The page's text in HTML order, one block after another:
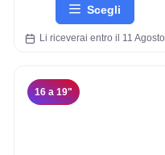
Scegli
Li riceverai entro il 11 Agosto
16 a 19"